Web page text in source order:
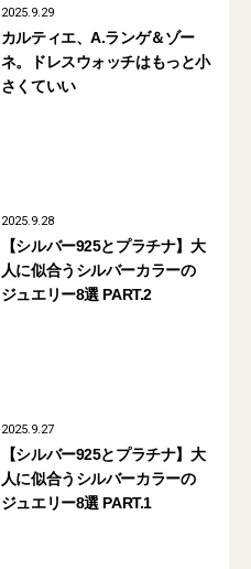
2025.9.29
カルティエ、A.ランゲ＆ゾー
ネ。ドレスウォッチはもっと小
さくていい
2025.9.28
【シルバー925とプラチナ】大
人に似合うシルバーカラーの
ジュエリー8選 PART.2
2025.9.27
【シルバー925とプラチナ】大
人に似合うシルバーカラーの
ジュエリー8選 PART.1